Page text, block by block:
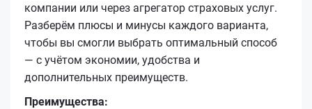
компании или через агрегатор страховых услуг.
Разберём плюсы и минусы каждого варианта,
чтобы вы смогли выбрать оптимальный способ
— с учётом экономии, удобства и
дополнительных преимуществ.
Преимущества: